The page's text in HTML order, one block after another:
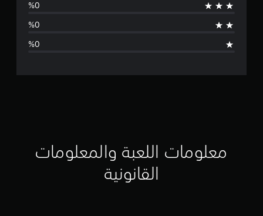
ق
م
معلومات اللعبة والمعلومات
القانونية